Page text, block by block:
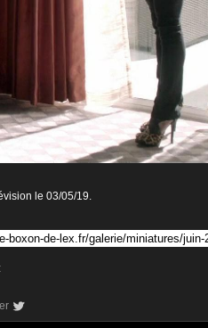
le 03/05/19.